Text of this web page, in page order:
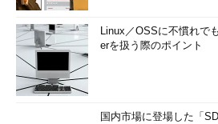
Linux／OSSに不慣れで
erを扱う際のポイント
国内市場に登場した「